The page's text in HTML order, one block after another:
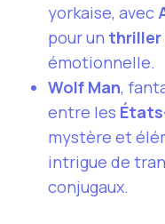
yorkaise, avec
pour un thriller
émotionnelle.
Wolf Man,
entre les
mystère et
intrigue de
conjugaux.